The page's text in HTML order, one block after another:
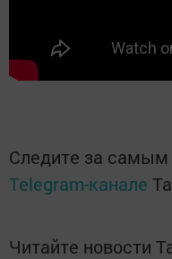
Следите за
Telegram-канале
Читайте новости